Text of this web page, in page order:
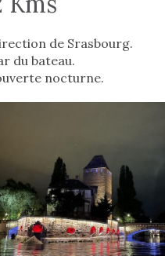
de Srasbourg.
du bateau.
nocturne.